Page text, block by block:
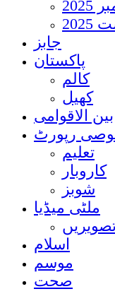
جابز
پاکستان
کالم
کھیل
بین الاقوامی
رپورٹ
تعلیم
کاروبار
شوبز
ملٹی میڈیا
اسلام
موسم
صحت